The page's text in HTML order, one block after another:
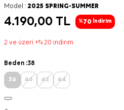
Model : 2025 SPRING-SUMMER
4.190,00 TL %70 İndirim
2 ve üzeri +% 20 indirim
Beden :38
38 40 42 44